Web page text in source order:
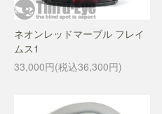
ネオンレッドマーブル フレイ
ムス1
33,000円(税込36,300円)